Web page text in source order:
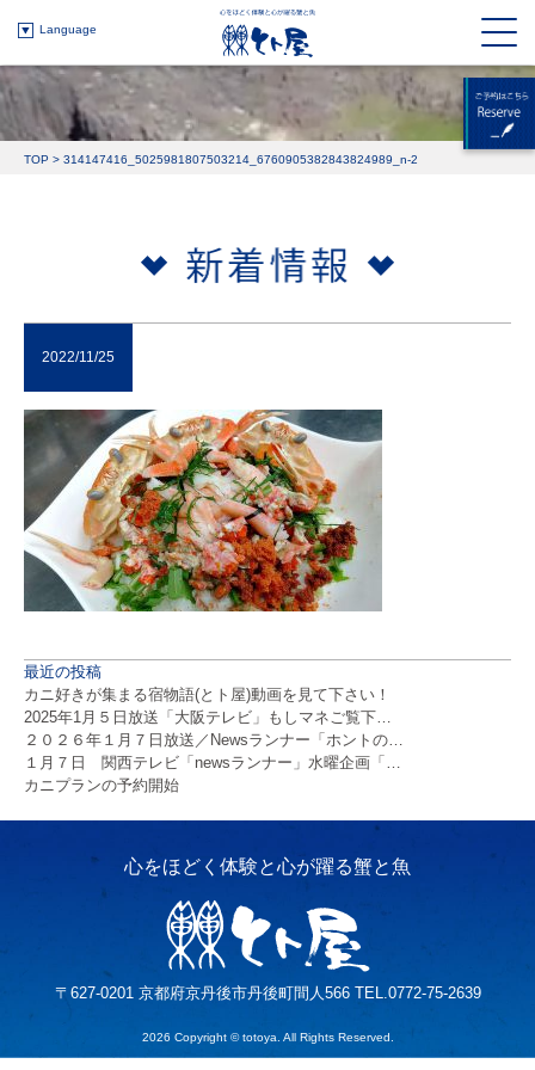
Language
TOP > 314147416_5025981807503214_6760905382843824989_n-2
2022/11/25
最近の投稿
カニ好きが集まる宿物語(とト屋)動画を見て下さい！
2025年1月５日放送「大阪テレビ」もしマネご覧下…
２０２６年１月７日放送／Newsランナー「ホントの…
１月７日 関西テレビ「newsランナー」水曜企画「…
カニプランの予約開始
〒627-0201 京都府京丹後市丹後町間人566 TEL.0772-75-2639
2026 Copyright © totoya. All Rights Reserved.